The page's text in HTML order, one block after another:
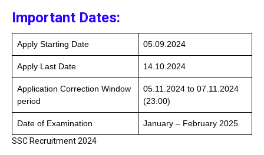
Important Dates:
Apply Starting Date 05.09.2024
Apply Last Date 14.10.2024
Application Correction Window
period
05.11.2024 to 07.11.2024
(23:00)
Date of Examination
January – February 2025
SSC Recruitment 2024